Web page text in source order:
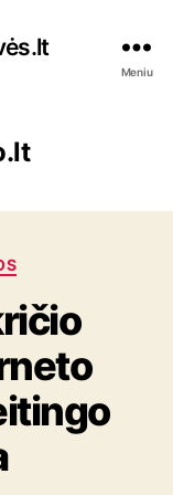
Meniu